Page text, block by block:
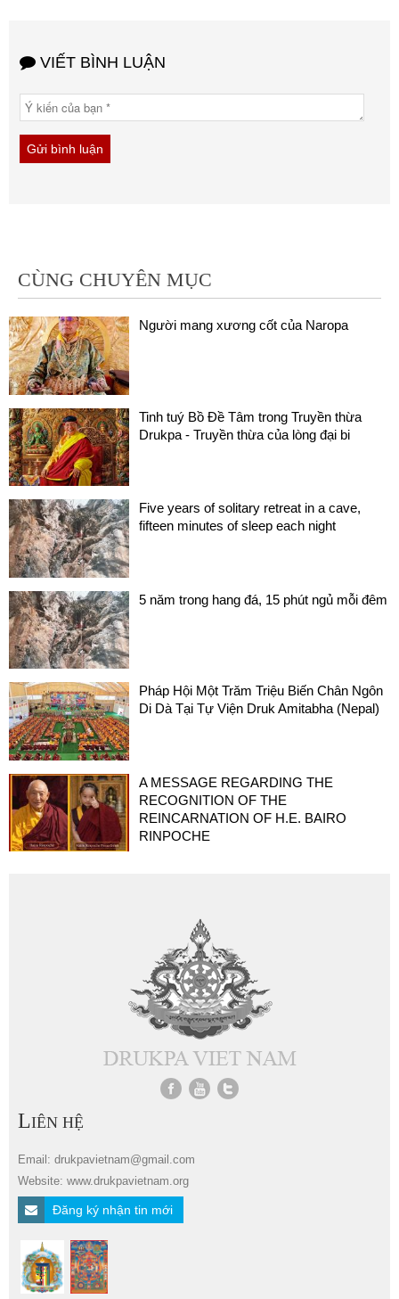
VIẾT BÌNH LUẬN
CÙNG CHUYÊN MỤC
Người mang xương cốt của Naropa
Tinh tuý Bồ Đề Tâm trong Truyền thừa
Drukpa - Truyền thừa của lòng đại bi
Five years of solitary retreat in a cave,
fifteen minutes of sleep each night
5 năm trong hang đá, 15 phút ngủ mỗi đêm
Pháp Hội Một Trăm Triệu Biến Chân Ngôn
Di Dà Tại Tự Viện Druk Amitabha (Nepal)
A MESSAGE REGARDING THE
RECOGNITION OF THE
REINCARNATION OF H.E. BAIRO
RINPOCHE
LIÊN HỆ
Email: drukpavietnam@gmail.com
Website: www.drukpavietnam.org
Đăng ký nhận tin mới